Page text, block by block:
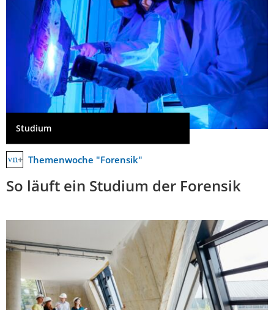
Studium
Themenwoche "Forensik"
So läuft ein Studium der Forensik